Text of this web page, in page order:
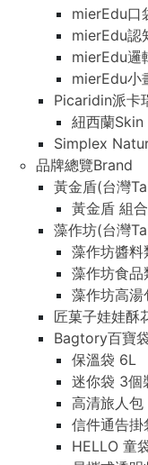
mierEdu口
mierEdu認
mierEdu邏
mierEdu小
Picaridin派卡
紐西蘭
Simplex
品牌總覽Brand
黃金盾(台灣
黃金盾 組合
藻作坊(台灣
藻作坊醬料
藻作坊食品
藻作坊高湯
匠菓子娃娃酥
Bagtory百寶
保溫袋 6L
迷你袋 3個
高清旅人包
信件通告掛
HELLO 童